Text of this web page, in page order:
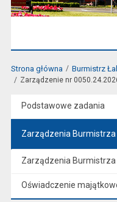
Strona główna Burmistrz
Zarządzenie nr
Podstawowe zadania
Zarządzenia Burmistrza
Zarządzenia
Oświadczenie